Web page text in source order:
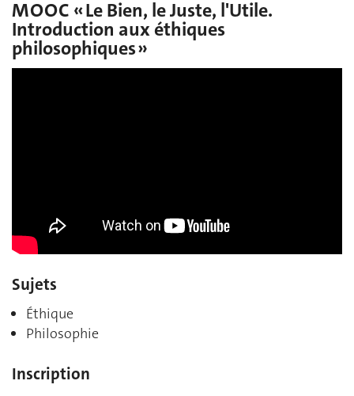
MOOC « Le Bien, le Juste, l'Utile.
Introduction aux éthiques
philosophiques »
Sujets
Éthique
Philosophie
Inscription